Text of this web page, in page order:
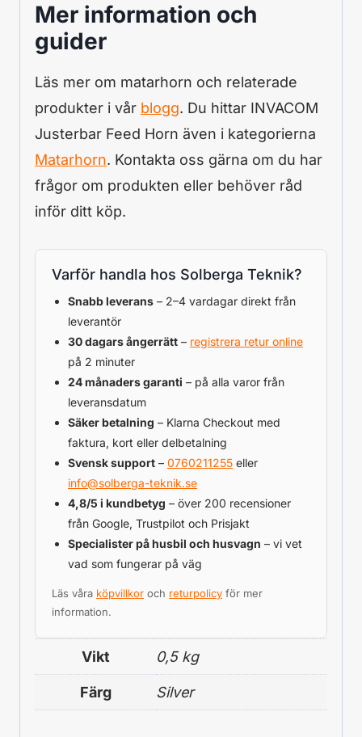
Mer information och
guider
Läs mer om matarhorn och relaterade
produkter i vår blogg. Du hittar INVACOM
Justerbar Feed Horn även i kategorierna
Matarhorn. Kontakta oss gärna om du har
frågor om produkten eller behöver råd
inför ditt köp.
Varför handla hos Solberga Teknik?
Snabb leverans – 2–4 vardagar direkt från
leverantör
30 dagars ångerrätt – registrera retur online
på 2 minuter
24 månaders garanti – på alla varor från
leveransdatum
Säker betalning – Klarna Checkout med
faktura, kort eller delbetalning
Svensk support – 0760211255 eller
info@solberga-teknik.se
4,8/5 i kundbetyg – över 200 recensioner
från Google, Trustpilot och Prisjakt
Specialister på husbil och husvagn – vi vet
vad som fungerar på väg
Läs våra köpvillkor och returpolicy för mer
information.
Vikt 0,5 kg
Färg Silver